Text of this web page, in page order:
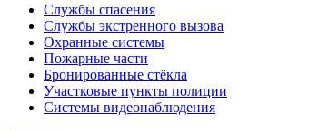
Службы спасения
Службы экстренного вызова
Охранные системы
Пожарные части
Бронированные стёкла
Участковые пункты полиции
Системы видеонаблюдения